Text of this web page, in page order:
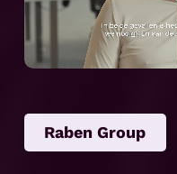
Raben Group